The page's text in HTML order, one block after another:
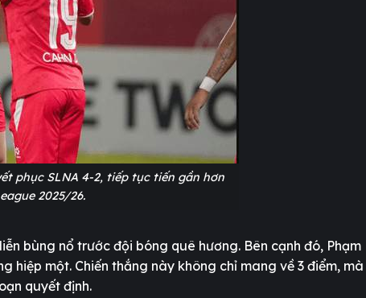
phục SLNA 4-2, tiếp tục tiến gần hơn
2025/26.
bùng nổ trước đội bóng quê hương. Bên cạnh đó, Phạm
hiệp một. Chiến thắng này không chỉ mang về 3 điểm, mà
quyết định.